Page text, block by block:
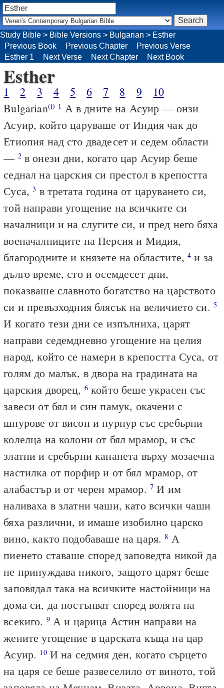
Study Bible > Bible Versions > Bulgarian > Esther
Previous Book
Previous Chapter
Previous Verse
Esther 1
Next Verse Next Chapter Next Book
Esther
1 2 3 4 5 6 7 8 9
10
Bulgarian(i) 1 А в дните на Асуир — онзи
Асуир, който царуваше от Индия чак до
Етиопия над сто двадесет и седем области
— 2в онези дни, когато цар Асуир беше
седнал на царския си престол в крепостта
Суса,3 в третата година от царуването си,
той направи угощение на всичките си
началници и на слугите си, и пред него бяха
военачалниците на Персия и Мидия,
благородните и князете на областите,4 и за
дълго време, сто и осемдесет дни,
показваше славното богатство на царството
си и превъзходния блясък на величието си. 5
И когато тези дни се изпълниха, царят
направи седемдневно угощение на целия
народ, който се намери в крепостта Суса, от
голям до малък, в двора на градината на
царския дворец, 6който беше украсен със
завеси от бял и син памук, окачени с
шнурове от висон и пурпур със сребърни
колелца на колони от бял мрамор, и със
златни и сребърни канапета върху мозаечна
настилка от порфир и от бял мрамор, от
алабастър и от черен мрамор. 7 И им
наливаха в златни чаши, като всички чаши
бяха различни, и имаше изобилно царско
вино, както подобаваше на царя.8 А
пиенето ставаше според заповедта никой да
не принуждава никого, защото царят беше
заповядал така на всичките настойници на
дома си, да постъпват според волята на
всекиго. 9А и царица Астин направи на
жените угощение в царската къща на цар
Асуир. 10И на седмия ден, когато сърцето
на царя се беше развеселило от виното, той